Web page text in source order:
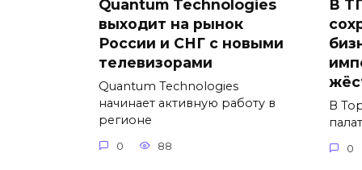
Quantum Technologies
выходит на рынок
России и СНГ с новыми
телевизорами
Quantum Technologies
начинает активную работу в
регионе
0 88
В
В
0